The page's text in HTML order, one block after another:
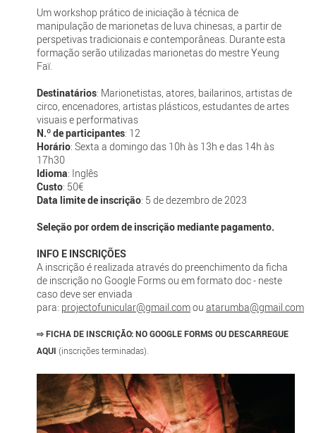
Um workshop prático de iniciação à técnica de
manipulação de marionetas de luva chinesas, a partir de
perspetivas tradicionais e contemporâneas. Durante esta
formação serão utilizadas marionetas do mestre Yeung
Faï.
Destinatários: Marionetistas, atores, bailarinos, artistas de
circo, encenadores, artistas plásticos, estudantes de artes
visuais e performativas
N.º de participantes: 12
Horário: Sexta a domingo das 10h às 13h e das 14h às
17h30
Idioma: Inglês
Custo: 50€
Data limite de inscrição: 5 de dezembro de 2023
Seleção por ordem de inscrição mediante pagamento.
INFO E INSCRIÇÕES
A inscrição é realizada através do preenchimento da ficha
de inscrição no Google Forms ou em formato doc - neste
caso deve ser enviada
para: projectofunicular@gmail.comou atarumba@gmail.com
⇨FICHA DE INSCRIÇÃO:NO GOOGLE FORMS OU DESCARREGUE
AQUI (inscrições terminadas).